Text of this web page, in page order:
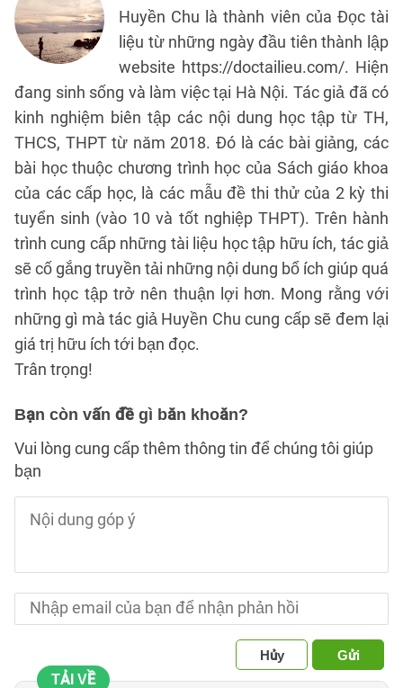
Huyền Chu là thành viên của Đọc tài
liệu từ những ngày đầu tiên thành lập
website https://doctailieu.com/. Hiện
đang sinh sống và làm việc tại Hà Nội. Tác giả đã có
kinh nghiệm biên tập các nội dung học tập từ TH,
THCS, THPT từ năm 2018. Đó là các bài giảng, các
bài học thuộc chương trình học của Sách giáo khoa
của các cấp học, là các mẫu đề thi thử của 2 kỳ thi
tuyển sinh (vào 10 và tốt nghiệp THPT). Trên hành
trình cung cấp những tài liệu học tập hữu ích, tác giả
sẽ cố gắng truyền tải những nội dung bổ ích giúp quá
trình học tập trở nên thuận lợi hơn. Mong rằng với
những gì mà tác giả Huyền Chu cung cấp sẽ đem lại
giá trị hữu ích tới bạn đọc.
Trân trọng!
Bạn còn vấn đề gì băn khoăn?
Vui lòng cung cấp thêm thông tin để chúng tôi giúp
bạn
Hủy
Gửi
TẢI VỀ